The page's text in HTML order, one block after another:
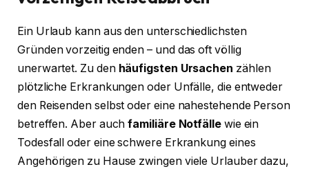
Ein Urlaub kann aus den unterschiedlichsten
Gründen vorzeitig enden – und das oft völlig
unerwartet. Zu den häufigsten Ursachen zählen
plötzliche Erkrankungen oder Unfälle, die entweder
den Reisenden selbst oder eine nahestehende Person
betreffen. Aber auchfamiliäre Notfällewie ein
Todesfall oder eine schwere Erkrankung eines
Angehörigen zu Hause zwingen viele Urlauber dazu,